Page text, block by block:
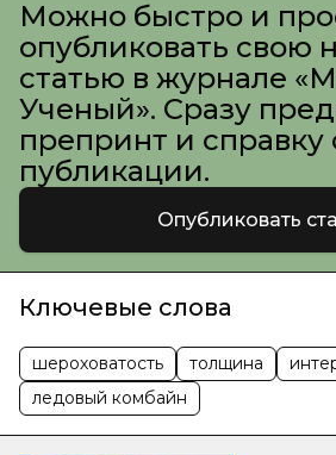
Можно быстро и
опубликовать свою
статью в журнале
Ученый». Сразу
препринт и справку
публикации.
Опубликовать
Ключевые слова
шероховатость толщина
ледовый комбайн